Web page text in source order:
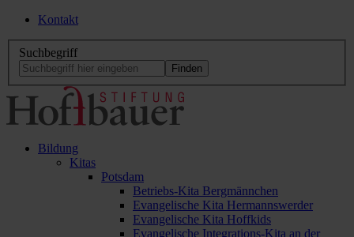
Kontakt
Suchbegriff
Bildung
Kitas
Potsdam
Betriebs-Kita Bergmännchen
Evangelische Kita Hermannswerder
Evangelische Kita Hoffkids
Evangelische Integrations-Kita an der